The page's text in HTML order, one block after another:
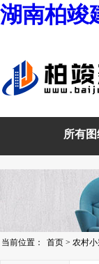
湖南柏竣
所有
当前位置： 首页 > 农村